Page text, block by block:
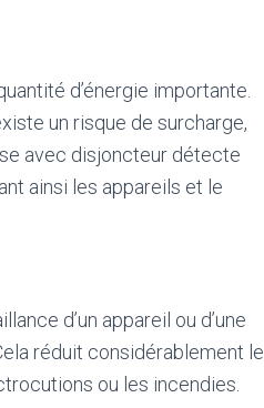
d’énergie importante.
un risque de surcharge,
avec disjoncteur détecte
ainsi les appareils et le
d’un appareil ou d’une
réduit considérablement le
ou les incendies.